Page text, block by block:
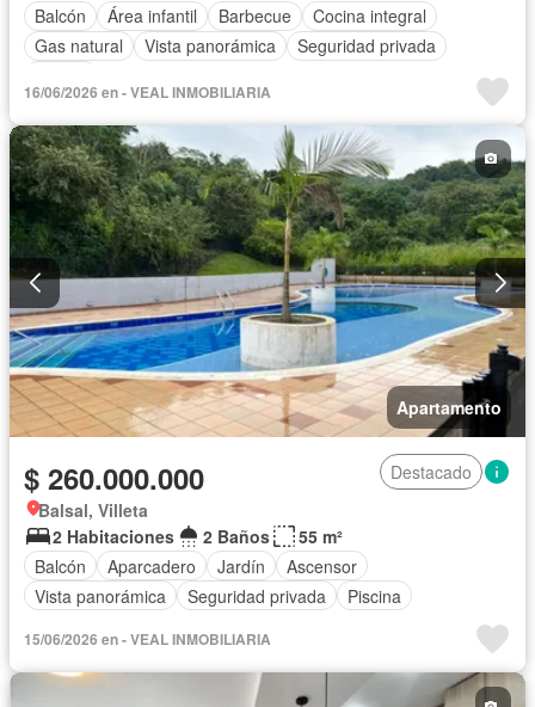
Balcón
Área infantil Barbecue
Cocina integral
Gas natural
Vista panorámica
Seguridad privada
16/06/2026 en - VEAL INMOBILIARIA
Apartamento
$ 260.000.000
Destacado
Balsal, Villeta
2 Habitaciones
2 Baños
55 m²
Balcón
Aparcadero Jardín
Ascensor
Vista panorámica
Seguridad privada Piscina
15/06/2026 en - VEAL INMOBILIARIA